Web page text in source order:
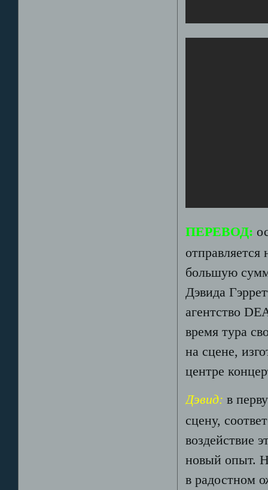
ПЕРЕВОД:
большую
Дэвида
агентство
время тура
на сцене,
центре
Дэвид:в
сцену,
воздействие
новый опыт.
в радостном